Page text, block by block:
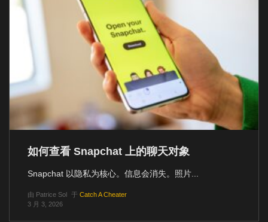
如何查看 Snapchat 上的聊天对象
Snapchat 以隐私为核心。信息会消失。照片...
由 Patrice Sol 于 Catch A Cheater
3 月 3, 2026